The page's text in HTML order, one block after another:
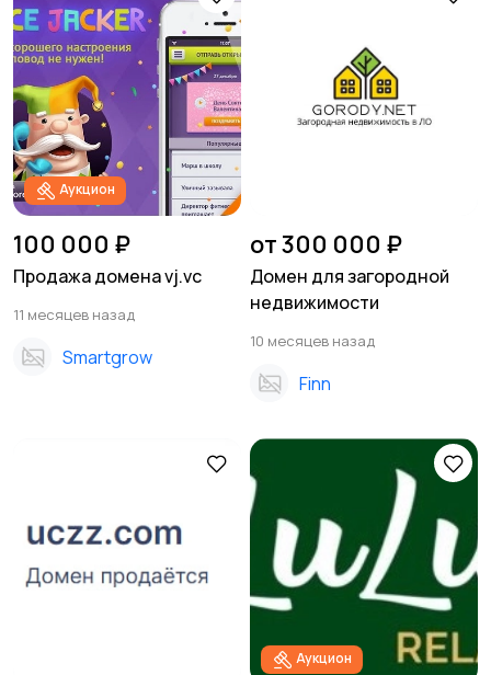
Аукцион
100 000 ₽
Продажа домена vj.vc
11 месяцев назад
Smartgrow
от 300 000 ₽
Домен для загородной
недвижимости
10 месяцев назад
Finn
Аукцион